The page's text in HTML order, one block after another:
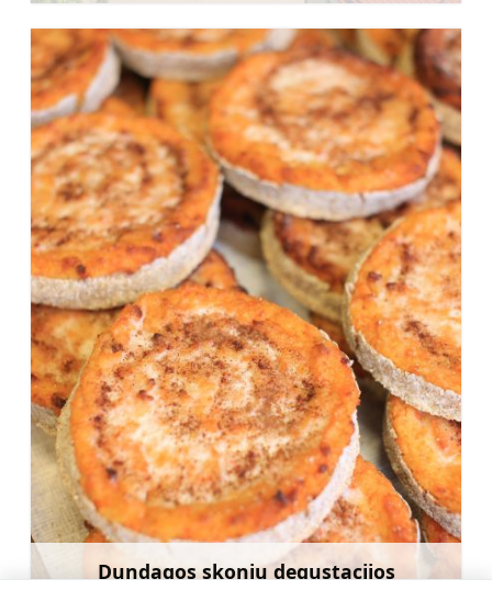
Dundagos skonių degustacijos
Sužinoti daugiau